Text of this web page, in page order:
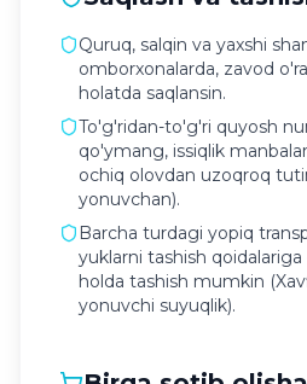
Quruq, salqin va yaxshi
omborxonalarda, zavod
holatda saqlansin.
To'g'ridan-to'g'ri quyosh
qo'ymang, issiqlik
ochiq olovdan uzoqroq
yonuvchan).
Barcha turdagi yopiq
yuklarni tashish
holda tashish mumkin
yonuvchi suyuqlik).